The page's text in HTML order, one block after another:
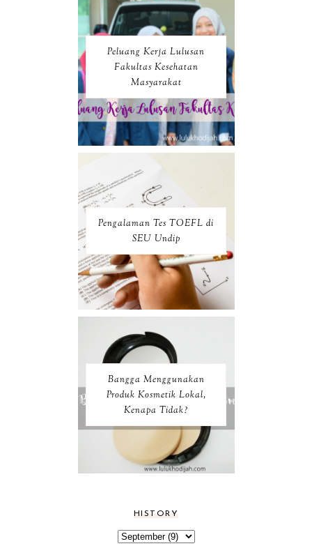
Peluang Kerja Lulusan
Fakultas Kesehatan
Masyarakat
Pengalaman Tes TOEFL di
SEU Undip
Bangga Menggunakan
Produk Kosmetik Lokal,
Kenapa Tidak?
HISTORY